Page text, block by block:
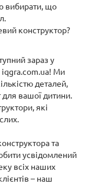
вибирати, що
конструктор?
зараз у
iqgra.com.ua! Ми
деталей,
вашої дитини.
які
та
усвідомлений
всіх наших
– наш